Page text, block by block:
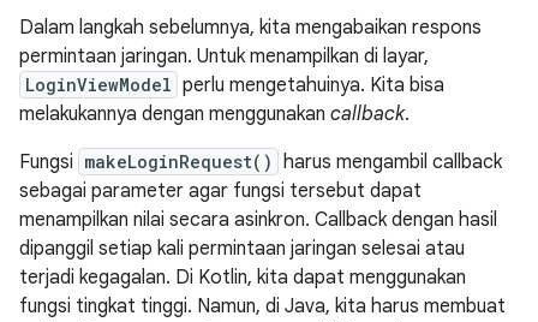
Dalam langkah sebelumnya, kita mengabaikan respons
permintaan jaringan. Untuk menampilkan di layar,
LoginViewModel perlu mengetahuinya. Kita bisa
melakukannya dengan menggunakan callback.
Fungsi makeLoginRequest() harus mengambil callback
sebagai parameter agar fungsi tersebut dapat
menampilkan nilai secara asinkron. Callback dengan hasil
dipanggil setiap kali permintaan jaringan selesai atau
terjadi kegagalan. Di Kotlin, kita dapat menggunakan
fungsi tingkat tinggi. Namun, di Java, kita harus membuat